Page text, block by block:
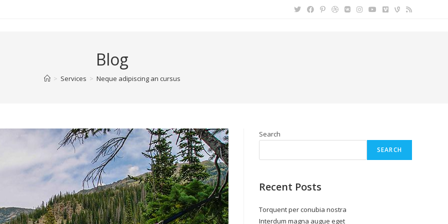
Blog
> Services > Neque adipiscing an cursus
Search
SEARCH
Recent Posts
Torquent per conubia nostra
Interdum magna augue eget